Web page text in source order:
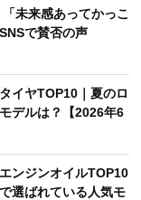
未来感あってかっこ
で賛否の声
イヤTOP10｜夏のロ
デルは？【2026年6
ンジンオイルTOP10
選ばれている人気モ